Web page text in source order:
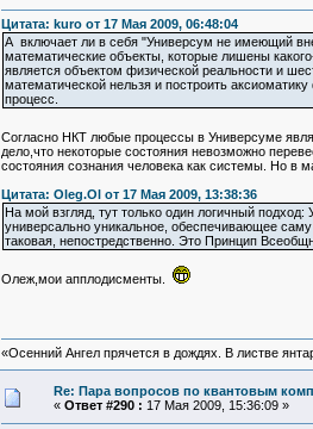
Цитата: kuro от 17 Мая 2009, 06:48:04
А включает ли в себя "Универсум не имеющий
математические объекты, которые лишены
является объектом физической реальности и
математической нельзя и построить
процесс.
Согласно НКТ любые процессы в Универсуме
дело,что некоторые состояния невозможно
состояния сознания человека как системы. Но в
Цитата: Oleg.Ol от 17 Мая 2009, 13:38:36
На мой взгляд, тут только один логичный
универсально уникальное, обеспечивающее
таковая, непостредственно. Это Принцип
Олеж,мои апплодисменты.
«Осенний Ангел прячется в дождях. В листве
Re: Пара вопросов по квантовым
« Ответ #290 : 17 Мая 2009, 15:36:09 »